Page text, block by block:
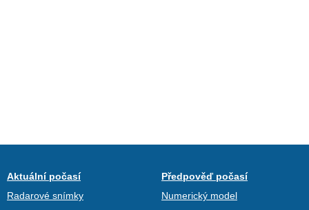
Aktuální počasí
Radarové snímky
Předpověď počasí
Numerický model